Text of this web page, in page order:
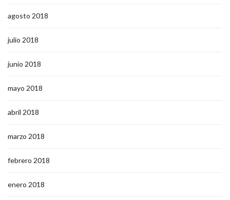
agosto 2018
julio 2018
junio 2018
mayo 2018
abril 2018
marzo 2018
febrero 2018
enero 2018